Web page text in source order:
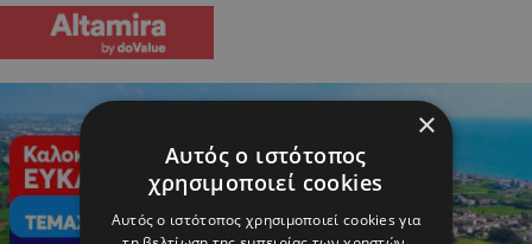
×
Αυτός ο ιστότοπος
χρησιμοποιεί cookies
Αυτός ο ιστότοπος χρησιμοποιεί cookies για